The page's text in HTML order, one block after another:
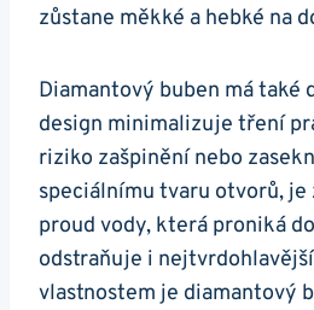
zůstane měkké a⁣ hebké na
Diamantový buben má také
design minimalizuje⁤ tření
riziko zašpinění nebo
speciálnímu tvaru⁤ otvorů,
proud ‍vody, která‌ proniká
odstraňuje i
vlastnostem​ je diamantový